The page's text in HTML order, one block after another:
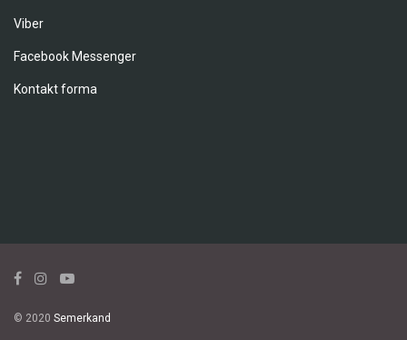
Viber
Facebook Messenger
Kontakt forma
© 2020 Semerkand